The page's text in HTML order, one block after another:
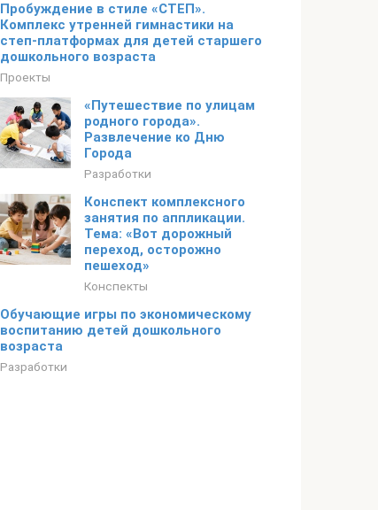
Пробуждение в стиле «СТЕП».
Комплекс утренней гимнастики на
степ-платформах для детей старшего
дошкольного возраста
Проекты
«Путешествие по улицам
родного города».
Развлечение ко Дню
Города
Разработки
Конспект комплексного
занятия по аппликации.
Тема: «Вот дорожный
переход, осторожно
пешеход»
Конспекты
Обучающие игры по экономическому
воспитанию детей дошкольного
возраста
Разработки